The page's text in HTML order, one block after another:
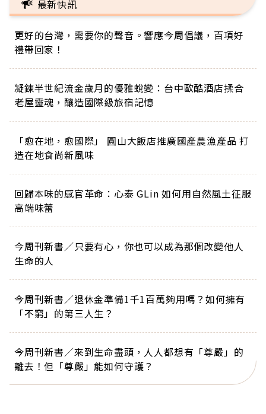
最新快訊
更好的台灣，需要你的聲音。響應今周倡議，百項好
禮帶回家！
凝鍊半世紀流金歲月的優雅蛻變：台中歐酷酒店揉合
老屋靈魂，釀造國際級旅宿記憶
「愈在地，愈國際」 圓山大飯店推廣國產農漁產品 打
造在地食尚新風味
回歸本味的感官革命：心泰 GLin 如何用自然風土征服
高端味蕾
今周刊新書／只要有心，你也可以成為那個改變他人
生命的人
今周刊新書／退休金準備1千1百萬夠用嗎？如何擁有
「不窮」的第三人生？
今周刊新書／來到生命盡頭，人人都想有「尊嚴」的
離去！但「尊嚴」能如何守護？